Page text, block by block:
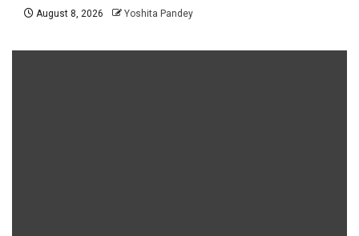
August 8, 2026 Yoshita Pandey